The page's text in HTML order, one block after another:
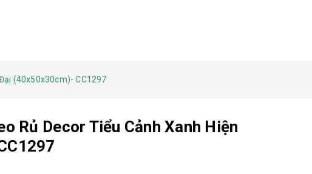
(40x50x30cm)- CC1297
Rủ Decor Tiểu Cảnh Xanh Hiện